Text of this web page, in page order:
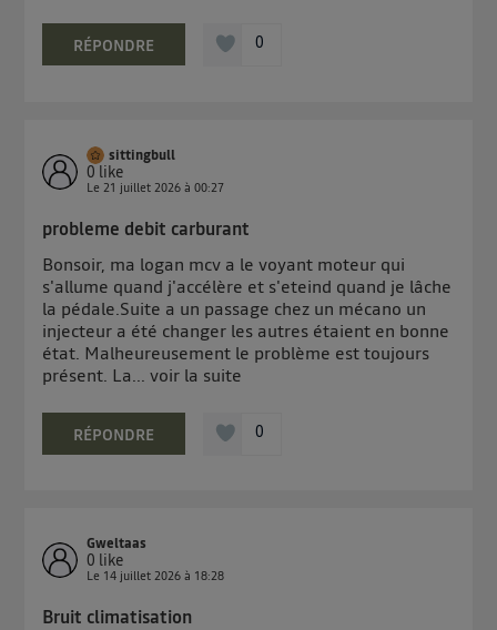
RÉPONDRE 0
sittingbull
0like
Le21 juillet 2026 à00:27
probleme debit carburant
Bonsoir, ma logan mcv a le voyant moteur qui
s'allume quand j'accélère et s'eteind quand je lâche
la pédale.Suite a un passage chez un mécano un
injecteur a été changer les autres étaient en bonne
état. Malheureusement le problème est toujours
présent. La...voir la suite
RÉPONDRE 0
Gweltaas
0 like
Le 14 juillet 2026 à 18:28
Bruit climatisation
L'identifiant est associé à votre connexion internet.
Ainsi, toutes les personnes utilisant la même
sur la navigation des membres du foyer ayant consentis.
Pour uneconnexion mobile
uniquement sur la navigation de l'utilisateur du mobile.
surle portail d’Utiq("
« gérer Utiq » en bas de ce site. Pour plus
d'informations, veuillez consulter la Politique
d'information sur les données personnelles
d'Utiq.